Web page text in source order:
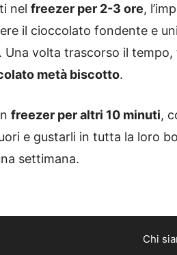
nel freezer per 2-3 ore,
il cioccolato fondente e
Una volta trascorso il
metà biscotto.
freezer per altri 10 minuti,
e gustarli in tutta la loro
settimana.
Chi